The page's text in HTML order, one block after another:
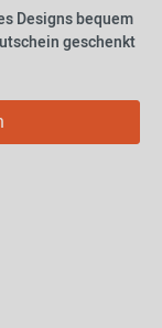
Designs bequem
geschenkt